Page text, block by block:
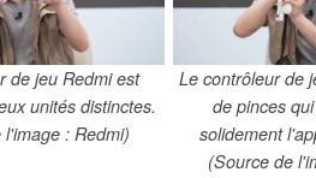
de jeu Redmi est
unités distinctes.
: Redmi)
Le contrôleur de
de pinces
solidement
(Source de